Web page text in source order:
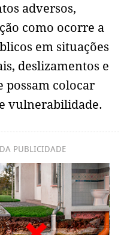
adversos,
como ocorre a
em situações
deslizamentos e
possam colocar
vulnerabilidade.
PUBLICIDADE